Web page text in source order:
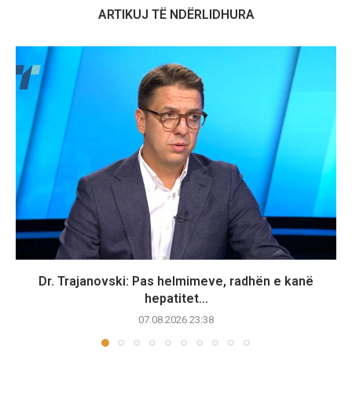
ARTIKUJ TË NDËRLIDHURA
Dr. Trajanovski: Pas helmimeve, radhën e kanë
hepatitet...
07.08.2026 23:38